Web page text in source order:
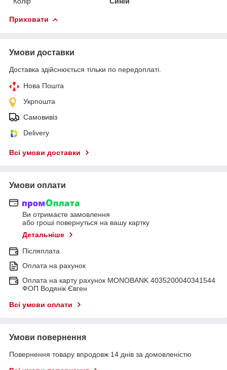
Приховати
Умови доставки
Доставка здійснюється тільки по передоплаті.
Нова Пошта
Укрпошта
Самовивіз
Delivery
Всі умови доставки
Умови оплати
Ви отримаєте замовлення
або гроші повернуться на вашу картку
Детальніше
Післяплата
Оплата на рахунок
Оплата на карту рахунок MONOBANK 4035200040341544
ФОП Водянік Євген
Всі умови оплати
Умови повернення
Повернення товару впродовж 14 днів за домовленістю